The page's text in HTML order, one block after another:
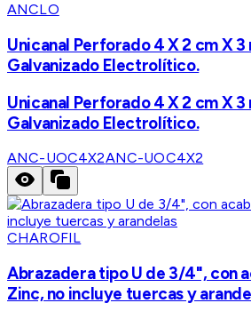
ANCLO
Unicanal Perforado 4 X 2 cm X
Galvanizado Electrolítico.
Unicanal Perforado 4 X 2 cm X
Galvanizado Electrolítico.
ANC-UOC4X2ANC-UOC4X2
CHAROFIL
Abrazadera tipo U de 3/4", con
Zinc, no incluye tuercas y